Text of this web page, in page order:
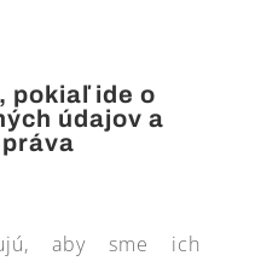
pokiaľ ide o
údajov a
aby sme ich